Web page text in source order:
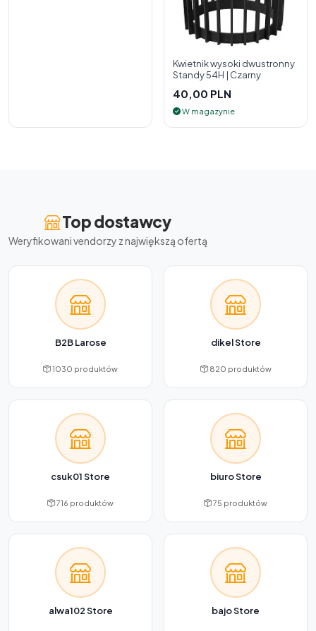
Kwietnik wysoki dwustronny
Standy 54H | Czarny
40,00 PLN
W magazynie
Top dostawcy
Weryfikowani vendorzy z największą ofertą
B2B Larose
1030 produktów
dikel Store
820 produktów
csuk01 Store
716 produktów
biuro Store
75 produktów
alwa102 Store bajo Store